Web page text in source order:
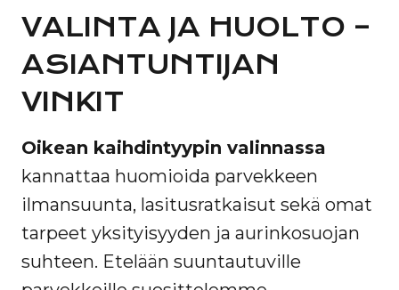
VALINTA JA HUOLTO –
ASIANTUNTIJAN
VINKIT
Oikean kaihdintyypin valinnassa
kannattaa huomioida parvekkeen
ilmansuunta, lasitusratkaisut sekä omat
tarpeet yksityisyyden ja aurinkosuojan
suhteen. Etelään suuntautuville